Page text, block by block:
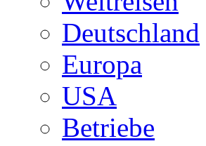
Deutschland
Europa
USA
Betriebe